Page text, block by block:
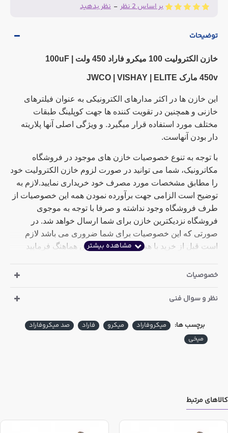
بر اساس 2 نظر - نظر بدهید
توضیحات
خازن الکترولیت 100 میکرو فاراد 450 ولت | 100uF
450v مارک JWCO | VISHAY | ELITE
این خازن ها در اکثر مدارهای الکترونیکی به عنوان فیلترهای
خازنی و همچنین در تقویت کننده ها جهت کوپلینگ طبقات
مختلف مورد استفاده قرار میگیرد. و ویژگی اصلی آنها پلاریته
دار بودن آنهاست.
با توجه به تنوع خصوصیات خازن های موجود در فروشگاه
مکاترونیک، شما می توانید در صورت لزوم خازن الکترولیت خود
را مطابق مشخصات مورد مصرف خود خریداری نمایید.لازم به
توضیح است الزامی جهت برآورده نمودن همه این خصوصیات از
طرف فروشگاه وجود نداشته و صرفا با توجه به موجوی
فروشگاه نزدیکترین خازن برای شما ارسال خواهد شد. در
صورتی که این خصوصیات برای شما ضروری می باشد لازم
است قبل از خرید با همکاران بخش فروش هماهنگ فرمایید
ارتفاع : 47 میلی متر
قطر : 30 میلی متر
دما : 105 درجه سانتی گراد
خصوصیات
نظر و سوال فنی
برچسب ها: میکروفاراد میکرو فاراد
صد میکروفاراد
میخی
کالاهای مرتبط